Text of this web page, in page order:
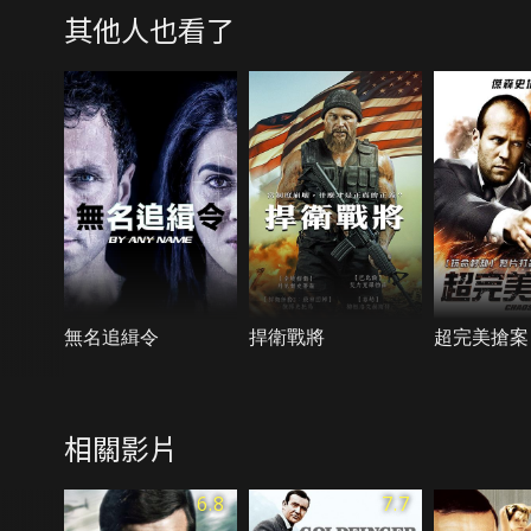
其他人也看了
無名追緝令 捍衛戰將 超完美搶案
相關影片
6.8 7.7